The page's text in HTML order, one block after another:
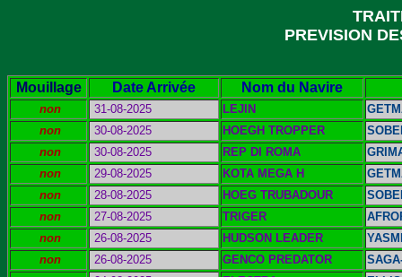
PREVISION
Mouillage Date Arrivée Nom du Navire
non 31-08-2025 LEJIN
non
30-08-2025 HOEGH TROPPER
non
30-08-2025 REP DI ROMA
non
29-08-2025 KOTA MEGA H
non
28-08-2025 HOEG TRUBADOUR
non
27-08-2025 TRIGER
non
26-08-2025 HUDSON LEADER
non
26-08-2025 GENCO PREDATOR